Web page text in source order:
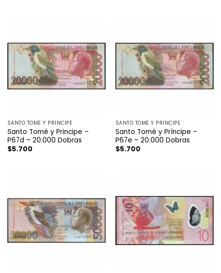
SANTO TOMÉ Y PRÍNCIPE
Santo Tomé y Principe –
P67d – 20.000 Dobras
$5.700
SANTO TOMÉ Y PRÍNCIPE
Santo Tomé y Príncipe –
P67e – 20.000 Dobras
$5.700